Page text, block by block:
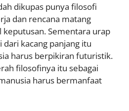
dikupas punya filosofi
dan rencana matang
Sementara urap
kacang panjang itu
harus berpikiran futuristik.
filosofinya itu sebagai
harus bermanfaat